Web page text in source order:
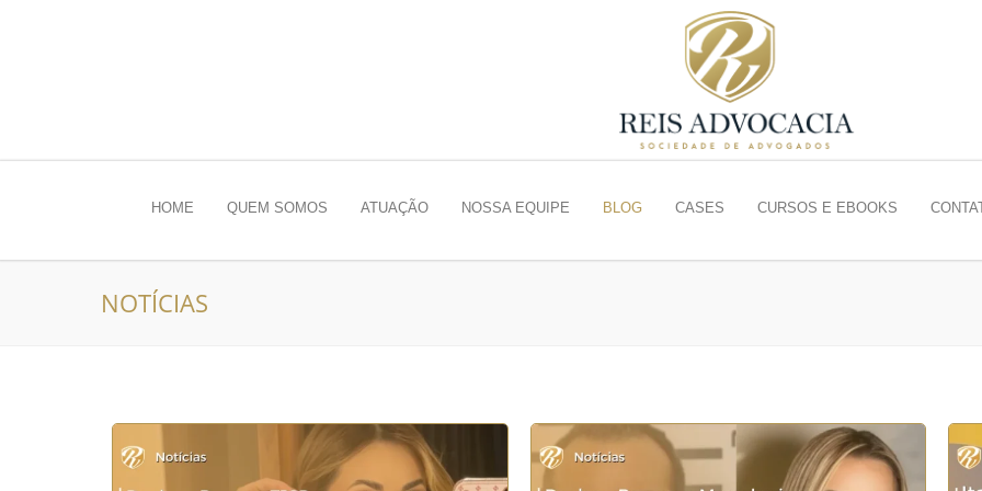
HOME QUEM SOMOS ATUAÇÃO NOSSA EQUIPE BLOG CASES CURSOS E EBOOKS
NOTÍCIAS